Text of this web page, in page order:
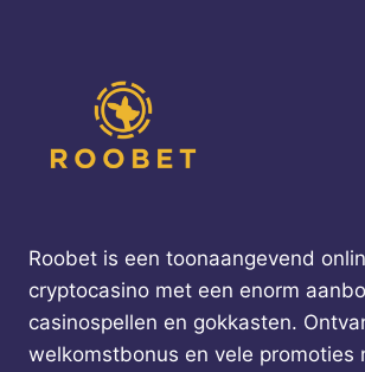
Roobet is een toonaangevend
cryptocasino met een enorm
casinospellen en gokkasten.
welkomstbonus en vele promoties